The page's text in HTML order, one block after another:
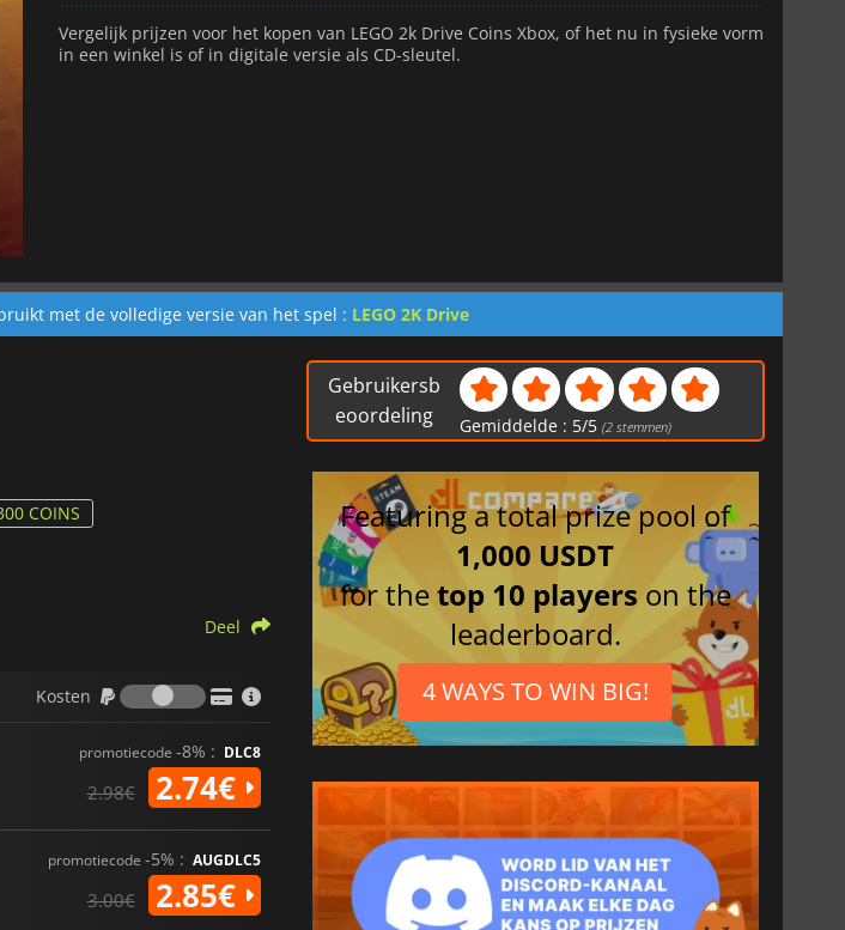
Vergelijk prijzen voor het kopen van LEGO 2k Drive Coins Xbox, of het nu in fysieke vorm
in een winkel is of in digitale versie als CD-sleutel.
met de volledige versie van het spel : LEGO 2K Drive
COINS
Deel
Kosten
Kosten
promotiecode -8% : DLC8
2.98€ 2.74€
promotiecode -5% : AUGDLC5
3.00€ 2.85€
Gebruikersb
eoordeling
Gemiddelde : 5/5 (2 stemmen)
Featuring a total prize pool of
1,000 USDT
for thetop 10 players on the
leaderboard.
4 WAYS TO WIN BIG!